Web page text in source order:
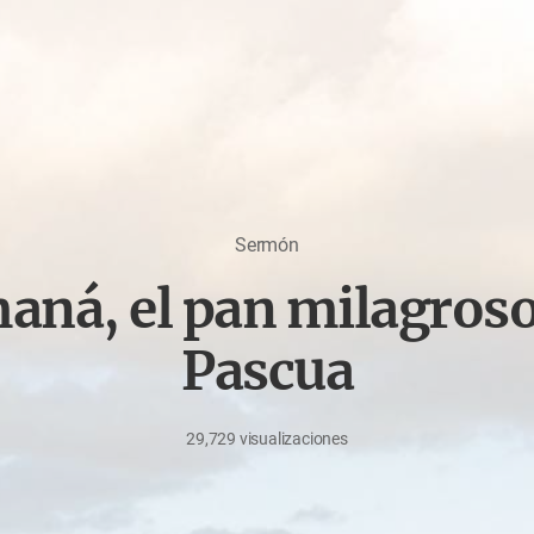
Sermón
el pan
Pascua
marzo
29,729 visualizaciones